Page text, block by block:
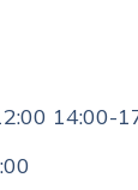
14:00-